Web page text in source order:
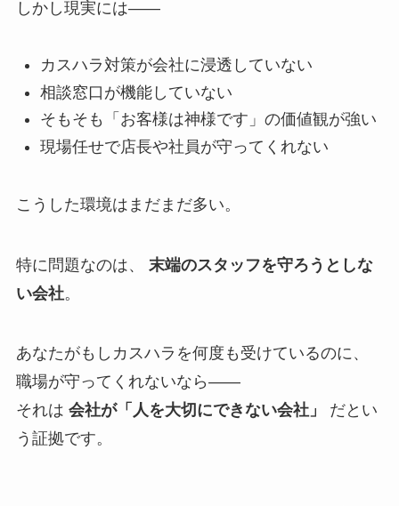
しかし現実には——
カスハラ対策が会社に浸透していない
相談窓口が機能していない
そもそも「お客様は神様です」の価値観が強い
現場任せで店長や社員が守ってくれない
こうした環境はまだまだ多い。
特に問題なのは、 末端のスタッフを守ろうとしな
い会社。
あなたがもしカスハラを何度も受けているのに、
職場が守ってくれないなら——
それは 会社が「人を大切にできない会社」
だとい
う証拠です。